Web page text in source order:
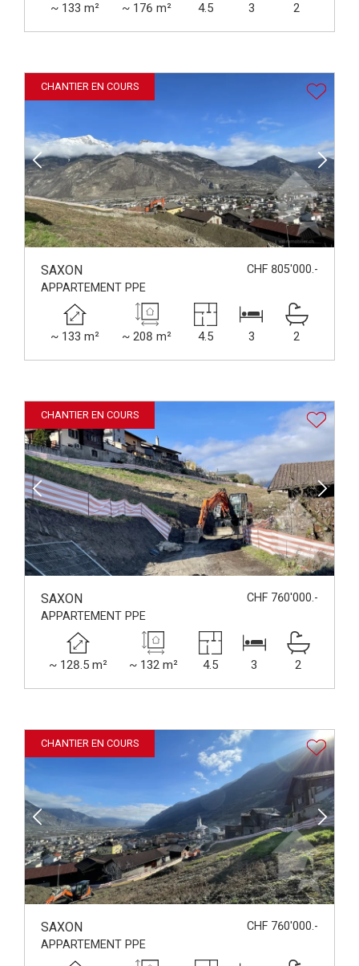
~ 133 m² ~ 176 m² 4.5 3 2
CHANTIER EN COURS
SAXON
CHF 805'000.-
APPARTEMENT PPE
~ 133 m² ~ 208 m² 4.5 3 2
CHANTIER EN COURS
SAXON
CHF 760'000.-
APPARTEMENT PPE
~ 128.5 m² ~ 132 m² 4.5 3 2
CHANTIER EN COURS
SAXON
CHF 760'000.-
APPARTEMENT PPE